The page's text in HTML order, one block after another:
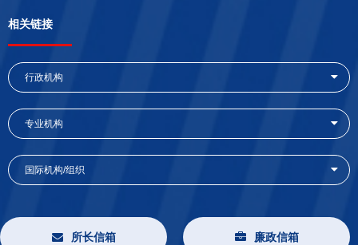
相关链接
行政机构
专业机构
国际机构/组织
所长信箱 廉政信箱